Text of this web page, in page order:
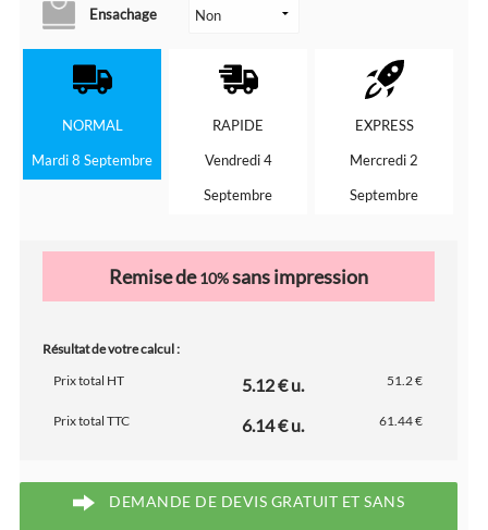
Ensachage
NORMAL
Mardi 8 Septembre
RAPIDE
Vendredi 4
Septembre
EXPRESS
Mercredi 2
Septembre
Remise de10%sans impression
Résultat de votre calcul :
Prix total HT
5.12 € u. 51.2 €
Prix total TTC 6.14 € u. 61.44 €
DEMANDE DE DEVIS GRATUIT ET SANS